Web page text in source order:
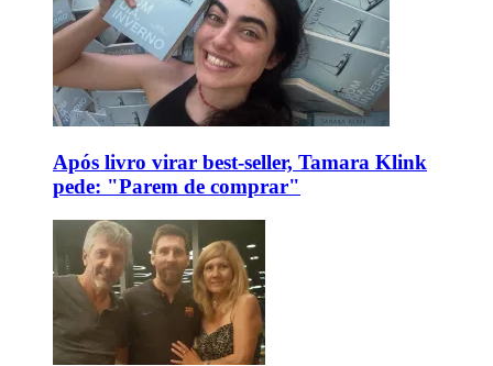
Após livro virar best-seller, Tamara Klink
pede: "Parem de comprar"